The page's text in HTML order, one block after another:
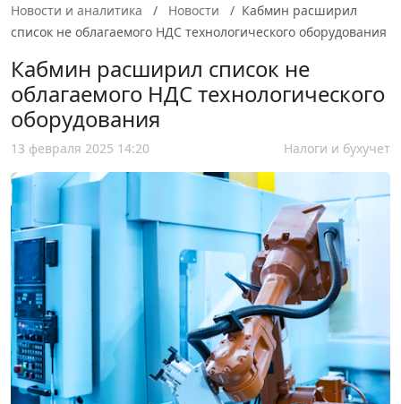
Новости и аналитика Новости
Кабмин расширил
список не облагаемого НДС технологического оборудования
Кабмин расширил список не
облагаемого НДС технологического
оборудования
13 февраля 2025 14:20 Налоги и бухучет